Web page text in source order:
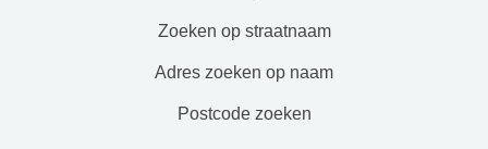
zoeken op straatnaam
adres zoeken op naam
postcode zoeken